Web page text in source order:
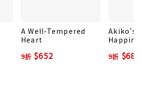
A Well-Tempered
Heart
9折 $652
Akiko's
9折 $684